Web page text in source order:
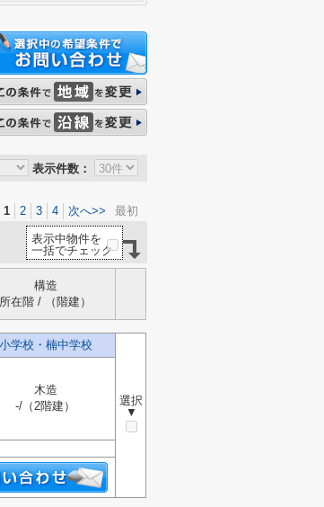
表示件数：
1 2 3 4 次へ>> 最初
表示中物件を
一括でチェック
構造
所在階 / （階建）
学校・楠中学校
選択
▼
木造
-/（2階建）